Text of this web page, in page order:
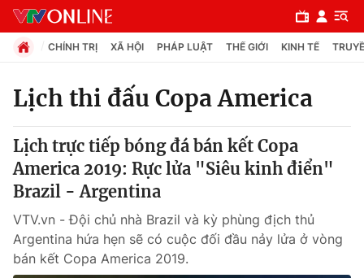
Chuyên mục
Chính trị
Pháp luật
CHÍNH TRỊ XÃ HỘI PHÁP LUẬT THẾ GIỚI KINH TẾ
Lịch thi đấu Copa America
Lịch trực tiếp bóng đá bán kết Copa
America 2019: Rực lửa "Siêu kinh điển"
Brazil - Argentina
VTV.vn - Đội chủ nhà Brazil và kỳ phùng địch thủ
Argentina hứa hẹn sẽ có cuộc đối đầu nảy lửa ở vòng
bán kết Copa America 2019.